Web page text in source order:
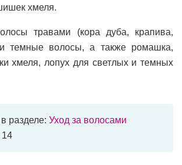
хмеля.
травами (кора дуба, крапива,
волосы, а также ромашка,
хмеля, лопух для светлых и темных
разделе: Уход за волосами
14